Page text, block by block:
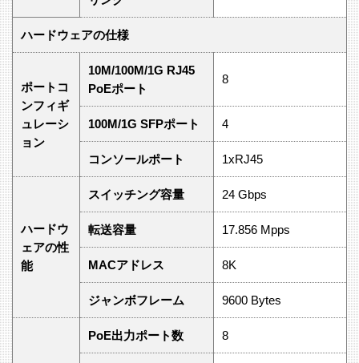
ハードウェアの仕様
ポートコ
ンフィギ
ュレーシ
ョン
10M/100M/1G RJ45
PoEポート
8
100M/1G SFPポート 4
コンソールポート 1xRJ45
ハードウ
ェアの性
能
スイッチング容量 24 Gbps
転送容量 17.856 Mpps
MACアドレス 8K
ジャンボフレーム 9600 Bytes
PoE出力ポート数 8